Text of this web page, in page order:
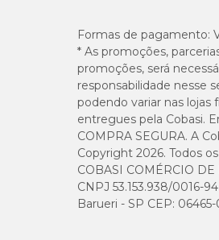
Formas de pagamento:
* As promoções,
promoções, será
responsabilidade nesse
podendo variar nas lojas
entregues pela Cobasi.
COMPRA SEGURA. A
Copyright 2026. Todos
COBASI COMÉRCIO
CNPJ 53.153.938/0016-
Barueri - SP CEP: